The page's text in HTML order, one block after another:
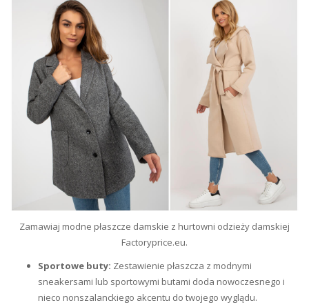
Zamawiaj modne płaszcze damskie z hurtowni odzieży damskiej
Factoryprice.eu.
Sportowe buty: Zestawienie płaszcza z modnymi
sneakersami lub sportowymi butami doda nowoczesnego i
nieco nonszalanckiego akcentu do twojego wyglądu.